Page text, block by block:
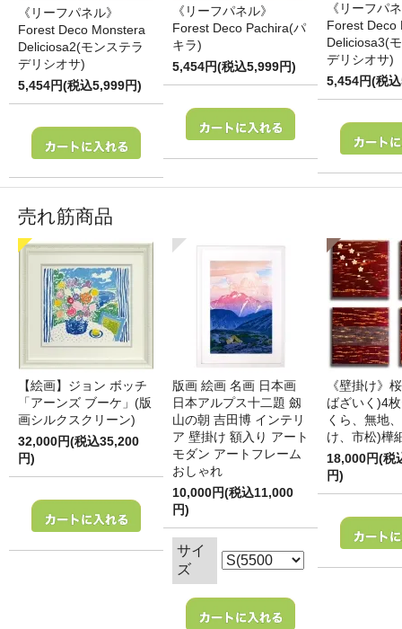
《リーフパネル》
Forest Deco Monstera
Deliciosa2(モンステラ
デリシオサ)
5,454円(税込5,999円)
《リーフパネル》
Forest Deco Pachira(パ
キラ)
5,454円(税込5,999円)
《リーフパ
Forest Deco
Deliciosa3(
デリシオサ)
5,454円(税
売れ筋商品
【絵画】ジョン ボッチ
「アーンズ ブーケ」(版
画シルクスクリーン)
32,000円(税込35,200
円)
版画 絵画 名画 日本画
日本アルプス十二題 劔
山の朝 吉田博 インテリ
ア 壁掛け 額入り アート
モダン アートフレーム
おしゃれ
10,000円(税込11,000
円)
サイ
ズ
《壁掛け》
ばざいく)4
くら、無地
け、市松)樺
18,000円(税
円)